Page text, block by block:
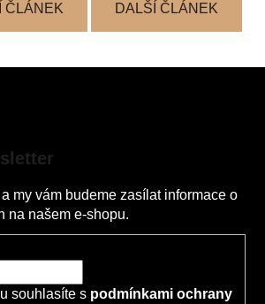
ČLÁNEK DALŠÍ ČLÁNEK
my vám budeme zasílat informace o
na našem e-shopu.
souhlasíte s podmínkami ochrany